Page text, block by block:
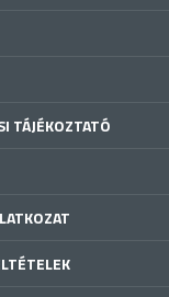
TÁJÉKOZTATÓ